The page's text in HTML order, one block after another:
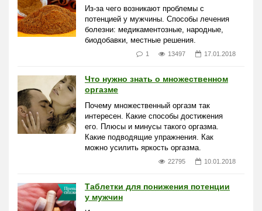
Из-за чего возникают проблемы с
потенцией у мужчины. Способы лечения
болезни: медикаментозные, народные,
биодобавки, местные решения.
1 13497 17.01.2018
Что нужно знать о множественном
оргазме
Почему множественный оргазм так
интересен. Какие способы достижения
его. Плюсы и минусы такого оргазма.
Какие подводящие упражнения. Как
можно усилить яркость оргазма.
22795 10.01.2018
Таблетки для понижения потенции
у мужчин